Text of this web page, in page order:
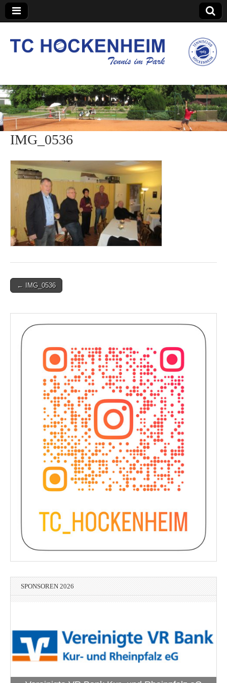
TC Hockenheim
IMG_0536
Post← IMG_0536
SPONSOREN 2026